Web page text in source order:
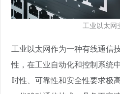
工业以太网
工业以太网作为一种有线通信
性，在工业自动化和控制系统
时性、可靠性和安全性要求极